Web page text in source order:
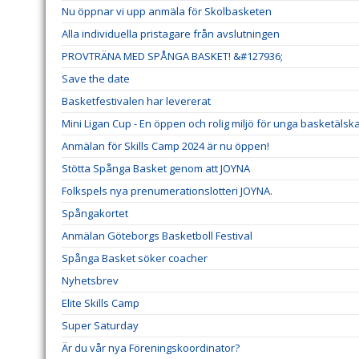
Nu öppnar vi upp anmäla för Skolbasketen
Alla individuella pristagare från avslutningen
PROVTRÄNA MED SPÅNGA BASKET! &#127936;
Save the date
Basketfestivalen har levererat
Mini Ligan Cup - En öppen och rolig miljö för unga
Anmälan för Skills Camp 2024 är nu öppen!
Stötta Spånga Basket genom att JOYNA
Folkspels nya prenumerationslotteri JOYNA.
Spångakortet
Anmälan Göteborgs Basketboll Festival
Spånga Basket söker coacher
Nyhetsbrev
Elite Skills Camp
Super Saturday
Är du vår nya Föreningskoordinator?